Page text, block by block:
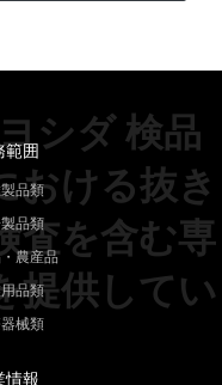
シダ 検品
おける抜き
査を含む専
提供してい
範囲
品類
品類
農産品
品類
械類
情報